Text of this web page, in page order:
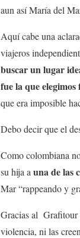
aun así María del
Aquí cabe una
viajeros
buscar un lugar
fue la que
que era imposible
Debo decir que el
Como colombiana
su hija a una de las
Mar “rappeando y
Gracias al Grafitour
violencia, ni las